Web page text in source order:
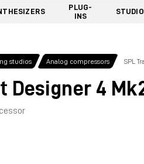
PLUG-
INS
STUDIO
studios Analog compressors SPL
Designer 4